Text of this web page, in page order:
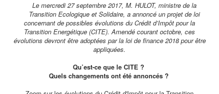
Le mercredi 27 septembre 2017, M. HULOT, ministre de la
Transition Ecologique et Solidaire, a annoncé un projet de loi
concernant de possibles évolutions du Crédit d’Impôt pour la
Transition Energétique (CITE). Amendé courant octobre, ces
évolutions devront être adoptées par la loi de finance 2018 pour être
appliquées.
Qu’est-ce que le CITE ?
Quels changements ont été annoncés ?